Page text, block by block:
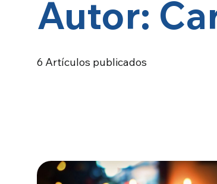
Autor:
6 Artículos publicados